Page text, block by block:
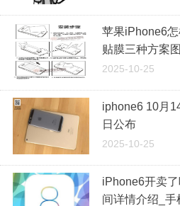
苹果iPhone6
贴膜三种方案
2025-10-25
iphone6 10月
日公布
2025-10-25
iPhone6开卖
间详情介绍_手